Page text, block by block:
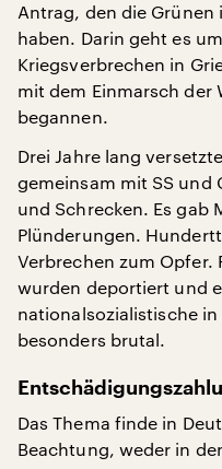
Antrag, den die
haben. Darin geht es
Kriegsverbrechen in
mit dem Einmarsch der
begannen.
Drei Jahre lang
gemeinsam mit SS und
und Schrecken. Es gab
Plünderungen.
Verbrechen zum Opfer.
wurden deportiert und
nationalsozialistische
besonders brutal.
Das Thema finde in
Beachtung, weder in